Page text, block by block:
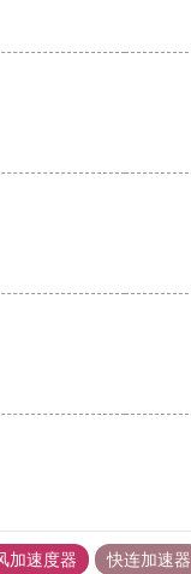
加速度器 快连加速器